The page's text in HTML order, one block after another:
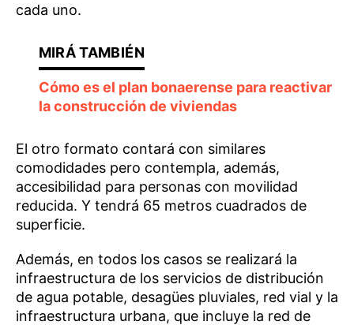
cada uno.
Cómo es el plan bonaerense para reactivar
la construcción de viviendas
El otro formato contará con similares
comodidades pero contempla, además,
accesibilidad para personas con movilidad
reducida. Y tendrá 65 metros cuadrados de
superficie.
Además, en todos los casos se realizará la
infraestructura de los servicios de distribución
de agua potable, desagües pluviales, red vial y la
infraestructura urbana, que incluye la red de